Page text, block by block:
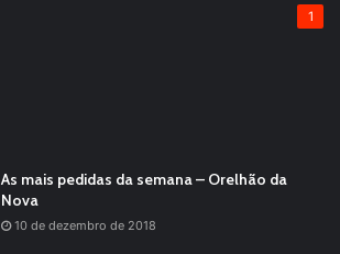
1
As mais pedidas da semana – Orelhão da
Nova
10 de dezembro de 2018